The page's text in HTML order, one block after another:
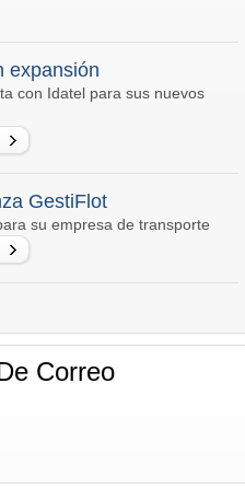
expansión
con Idatel para sus nuevos
GestiFlot
su empresa de transporte
Correo